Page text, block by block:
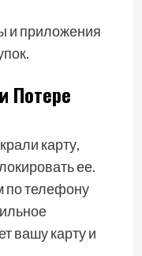
и приложения
Потере
карту,
ее.
по телефону
вашу карту и